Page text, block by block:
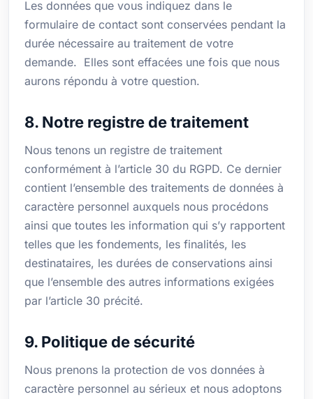
Les données que vous indiquez dans le
formulaire de contact sont conservées pendant la
durée nécessaire au traitement de votre
demande. Elles sont effacées une fois que nous
aurons répondu à votre question.
8. Notre registre de traitement
Nous tenons un registre de traitement
conformément à l’article 30 du RGPD. Ce dernier
contient l’ensemble des traitements de données à
caractère personnel auxquels nous procédons
ainsi que toutes les information qui s’y rapportent
telles que les fondements, les finalités, les
destinataires, les durées de conservations ainsi
que l’ensemble des autres informations exigées
par l’article 30 précité.
9. Politique de sécurité
Nous prenons la protection de vos données à
caractère personnel au sérieux et nous adoptons